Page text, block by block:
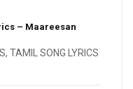
– Maareesan
, TAMIL SONG LYRICS